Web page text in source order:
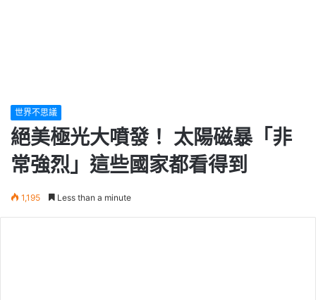
世界不思議
絕美極光大噴發！ 太陽磁暴「非
常強烈」這些國家都看得到
1,195 Less than a minute